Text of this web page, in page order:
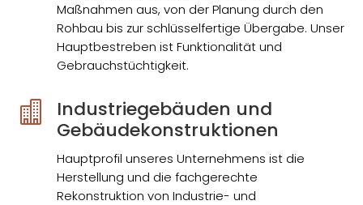
Maßnahmen aus, von der Planung durch den
Rohbau bis zur schlüsselfertige Übergabe. Unser
Hauptbestreben ist Funktionalität und
Gebrauchstüchtigkeit.

Industriegebäuden und
Gebäudekonstruktionen
Hauptprofil unseres Unternehmens ist die
Herstellung und die fachgerechte
Rekonstruktion von Industrie- und